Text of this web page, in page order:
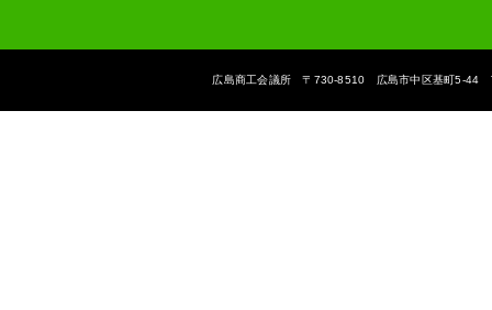
広島商工会議所 〒730-8510 広島市中区基町5-44